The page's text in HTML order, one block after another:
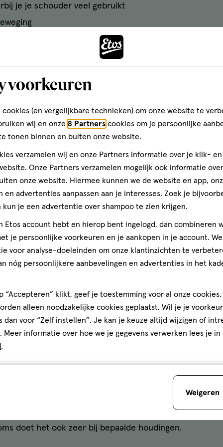
je je schouder veel gebruikt
door overbelasting. Acute schouderpijn komt
gekke beweging hebt gemaakt tijdens het sporten. Je
door herhaalde bewegingen. De overbelasting
en pezen rond het schoudergewricht. Die
last van krachtverlies? En/of straalt de schouderpijn
1 of meerdere pezen van je schouderspieren.
zwaar werk
veel gebruikt, kan je last krijgen van je schouder.
of met je armen boven je hoofd werkt, zoals bij
en pezen moe of overbelast raken. Dit kan pijn en
sporten
je schouder heel vaak. Denk aan tennis, volleybal of
je arm, soms ook met veel kracht. Dit kan je
val of verkeerde beweging
maakt, kan dat pijn in je schouder geven. Je
doet het ook zeer bij bepaalde houdingen.
voorkeuren
cookies (en vergelijkbare technieken) om onze website te
wij en onze 8 Partners cookies om je persoonlijke
tonen binnen en buiten onze website.
verzamelen wij en onze Partners informatie over je klik-
Onze Partners verzamelen mogelijk ook informatie
onze website. Hiermee kunnen we de website en app,
en advertenties aanpassen aan je interesses. Zoek je
kun je een advertentie over shampoo te zien krijgen.
Etos account hebt en hierop bent ingelogd, dan combineren
je persoonlijke voorkeuren en je aankopen in je account.
voor analyse-doeleinden om onze klantinzichten te
nóg persoonlijkere aanbevelingen en advertenties in het
“Accepteren” klikt, geef je toestemming voor al onze cookies.
alleen noodzakelijke cookies geplaatst. Wil je je
dan voor “Zelf instellen”. Je kan je keuze altijd wijzigen of
. Meer informatie over hoe we je gegevens verwerken lees je in
.
Weigeren